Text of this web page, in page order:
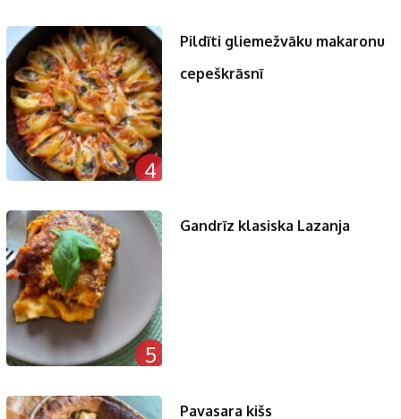
4
Pildīti gliemežvāku makaronu
cepeškrāsnī
5
Gandrīz klasiska Lazanja
Pavasara kišs